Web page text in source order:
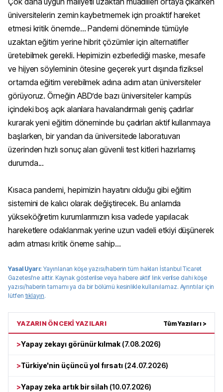
üniversitelerin zemin kaybetmemek için proaktif hareket
etmesi kritik önemde… Pandemi döneminde tümüyle
uzaktan eğitim yerine hibrit çözümler için alternatifler
üretebilmek gerekli. Hepimizin ezberlediği maske, mesafe
ve hijyen söyleminin ötesine geçerek yurt dışında fiziksel
ortamda eğitim verebilmek adına adım atan üniversiteler
görüyoruz. Örneğin ABD’de bazı üniversiteler kampüs
içindeki boş açık alanlara havalandırmalı geniş çadırlar
kurarak yeni eğitim döneminde bu çadırları aktif kullanmaya
başlarken, bir yandan da üniversitede laboratuvarı
üzerinden hızlı sonuç alan güvenli test kitleri hazırlamış
durumda...
Kısaca pandemi, hepimizin hayatını olduğu gibi eğitim
sistemini de kalıcı olarak değiştirecek. Bu anlamda
yükseköğretim kurumlarımızın kısa vadede yapılacak
hareketlere odaklanmak yerine uzun vadeli etkiyi düşünerek
adım atması kritik öneme sahip...
Yasal Uyarı: Yayınlanan köşe yazısı/haberin tüm haklarıİstanbul Ticaret
Gazetesi'ne aittir. Kaynak gösterilse veya habere aktif link verilse dahi köşe
yazısı/haberin tamamı ya da bir bölümü kesinlikle kullanılamaz. Ayrıntılar için
lütfen tıklayın.
YAZARIN ÖNCEKİ YAZILARI Tüm Yazıları >
>Yapay zekayı görünür kılmak (7.08.2026)
>Türkiye'nin üçüncü yol fırsatı(24.07.2026)
>Yapay zeka artık bir silah (10.07.2026)